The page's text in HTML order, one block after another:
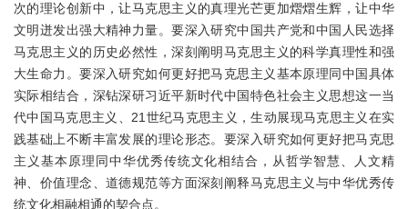
次的理论创新中，让马克思主义的真理光芒更加熠熠生辉，让中华
文明迸发出强大精神力量。要深入研究中国共产党和中国人民选择
马克思主义的历史必然性，深刻阐明马克思主义的科学真理性和强
大生命力。要深入研究如何更好把马克思主义基本原理同中国具体
实际相结合，深钻深研习近平新时代中国特色社会主义思想这一当
代中国马克思主义、21世纪马克思主义，生动展现马克思主义在实
践基础上不断丰富发展的理论形态。要深入研究如何更好把马克思
主义基本原理同中华优秀传统文化相结合，从哲学智慧、人文精
神、价值理念、道德规范等方面深刻阐释马克思主义与中华优秀传
统文化相融相通的契合点。